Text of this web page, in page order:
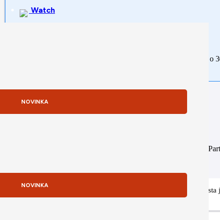
Watch
NOVINKA
NOVINKA
Rozdeľte si platbu na tretiny. Prvú zaplatite ihneď, zvyšné dve o
Naša firma je zapojená do Apple DPP programu (Distribution
Potrebujete poradiť s výberom tohto produktu? Náš Apple